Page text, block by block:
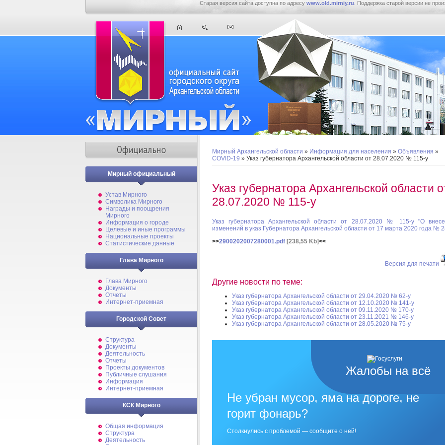
Старая версия сайта доступна по адресу www.old.mirniy.ru . Поддержка старой версии не
Мирный официальный
Устав Мирного
Символика Мирного
Награды и поощрения
Мирного
Информация о городе
Целевые и иные программы
Национальные проекты
Статистические данные
Глава Мирного
Глава Мирного
Документы
Отчеты
Интернет-приемная
Городской Совет
Структура
Документы
Деятельность
Отчеты
Проекты документов
Публичные слушания
Информация
Интернет-приемная
КСК Мирного
Общая информация
Структура
Деятельность
Мирный Архангельской области » Информация для населения » Объявления »
COVID-19 » Указ губернатора Архангельской области от 28.07.2020 № 115-у
Указ губернатора Архангельской области
28.07.2020 № 115-у
Указ губернатора Архангельской области от 28.07.2020 № 115-у "О
изменений в указ Губернатора Архангельской области от 17 марта 2020 года №
>>2900202007280001.pdf [238,55 Kb]<<
Версия для печати
Другие новости по теме:
Указ губернатора Архангельской области от 29.04.2020 № 62-у
Указ губернатора Архангельской области от 12.10.2020 № 141-у
Указ губернатора Архангельской области от 09.11.2020 № 170-у
Указ губернатора Архангельской области от 23.11.2021 № 146-у
Указ губернатора Архангельской области от 28.05.2020 № 75-у
Жалобы на всё
Не убран мусор, яма на дороге, не
горит фонарь?
Столкнулись с проблемой — сообщите о ней!